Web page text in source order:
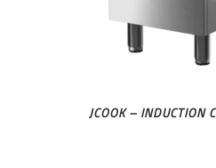
JCOOK – INDUCTION